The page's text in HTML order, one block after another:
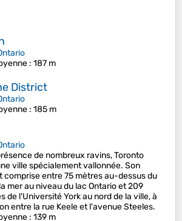
: 187 m
District
: 185 m
de nombreux ravins, Toronto
ville spécialement vallonnée. Son
comprise entre 75 mètres au-dessus du
mer au niveau du lac Ontario et 209
de l'Université York au nord de la ville, à
entre la rue Keele et l'avenue Steeles.
: 139 m